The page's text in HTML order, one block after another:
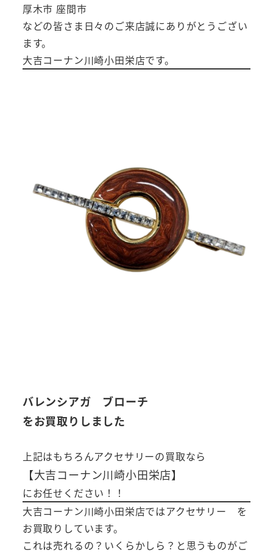
厚木市 座間市
などの皆さま日々のご来店誠にありがとうござい
ます。
大吉コーナン川崎小田栄店です。
バレンシアガ ブローチ
をお買取りしました
上記はもちろんアクセサリーの買取なら
【大吉コーナン川崎小田栄店】
にお任せください！！
大吉コーナン川崎小田栄店ではアクセサリー を
お買取りしています。
これは売れるの？いくらかしら？と思うものがご